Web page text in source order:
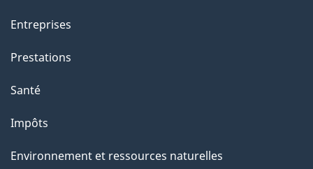
Entreprises
Prestations
Santé
Impôts
Environnement et ressources naturelles